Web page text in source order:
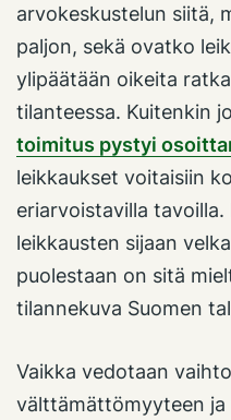
arvokeskustelun siitä,
paljon, sekä ovatko
ylipäätään oikeita
tilanteessa. Kuitenkin jo
toimitus pystyi
leikkaukset voitaisiin
eriarvoistavilla
leikkausten sijaan
puolestaan on sitä
tilannekuva Suomen
Vaikka vedotaan
välttämättömyyteen ja